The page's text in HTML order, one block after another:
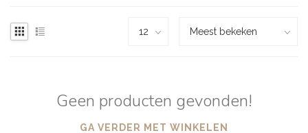
Geen producten gevonden!
GA VERDER MET WINKELEN